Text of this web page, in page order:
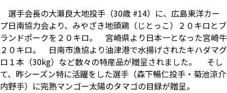
選手会長の大瀬良大地投手（30歳 #14）に、広島東洋カー
プ日南協力会より、みやざき地頭鶏（じとっこ）２０キロとブ
ランドポークを２０キロ。 宮崎県より日本一となった宮崎牛
２０キロ。 日南市漁協より油津港で水揚げされたキハダマグ
ロ１本（30kg）など数々の特産品が贈呈されました。 そし
て、昨シーズン特に活躍をした選手（森下暢仁投手・菊池涼介
内野手）に完熟マンゴー太陽のタマゴの目録が贈呈。